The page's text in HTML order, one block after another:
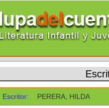
Escritor: PERERA, HILDA